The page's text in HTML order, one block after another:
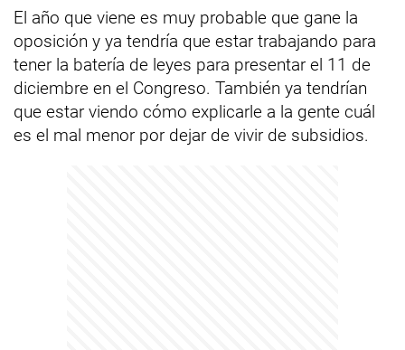
El año que viene es muy probable que gane la
oposición y ya tendría que estar trabajando para
tener la batería de leyes para presentar el 11 de
diciembre en el Congreso. También ya tendrían
que estar viendo cómo explicarle a la gente cuál
es el mal menor por dejar de vivir de subsidios.